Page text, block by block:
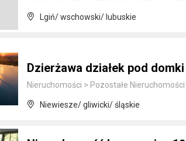
Lgiń/ wschowski/ lubuskie
Dzierżawa działek pod
Nieruchomości > Pozostałe Nieruchomości
Niewiesze/ gliwicki/ śląskie